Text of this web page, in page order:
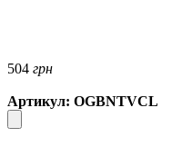
504 грн
Артикул: OGBNTVCL